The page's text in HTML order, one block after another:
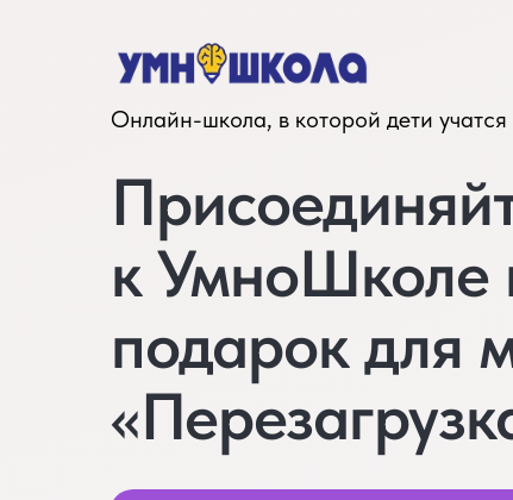
к УмноШколе
подарок для
Онлайн-школа, в которой дети учатся